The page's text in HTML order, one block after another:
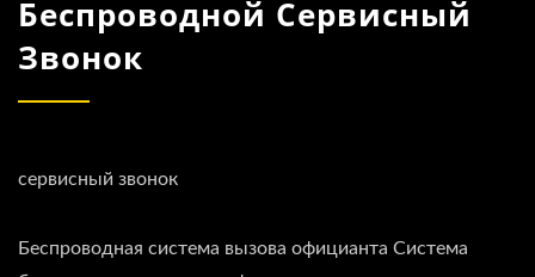
Беспроводной Сервисный
Звонок
сервисный звонок
Беспроводная система вызова официанта Система